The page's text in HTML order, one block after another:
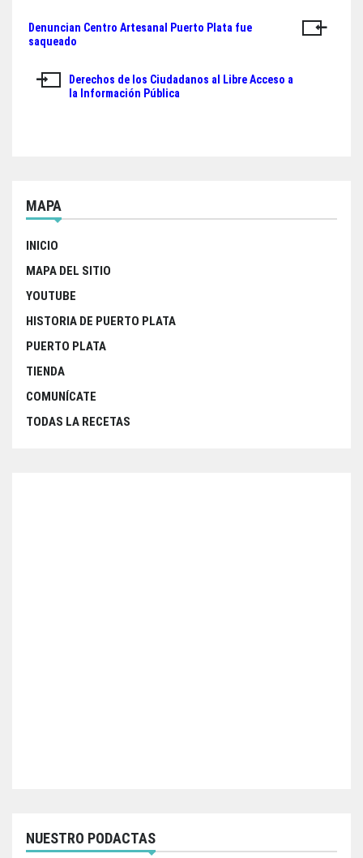
c
e
b
o
i
t
t
e
a
s
A
a
e
Navegación
entradas
Denuncian Centro Artesanal Puerto Plata fue
saqueado
Derechos de los Ciudadanos al Libre Acceso a
la Información Pública
MAPA
INICIO
MAPA DEL SITIO
YOUTUBE
HISTORIA DE PUERTO PLATA
PUERTO PLATA
TIENDA
COMUNÍCATE
TODAS LA RECETAS
NUESTRO PODACTAS